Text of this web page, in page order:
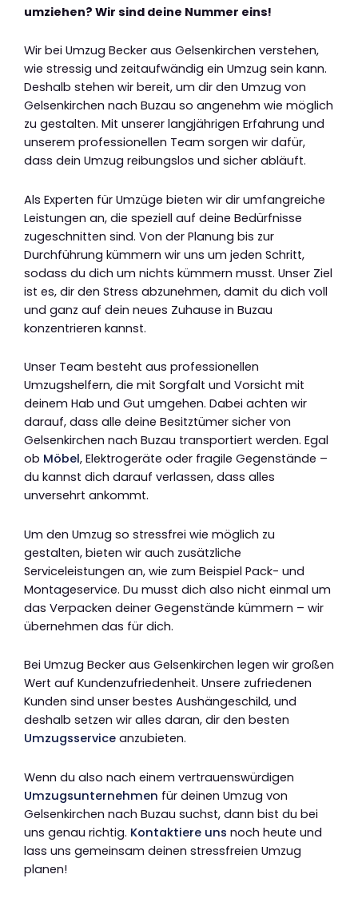
umziehen? Wir sind deine Nummer eins!
Wir bei Umzug Becker aus Gelsenkirchen verstehen,
wie stressig und zeitaufwändig ein Umzug sein kann.
Deshalb stehen wir bereit, um dir den Umzug von
Gelsenkirchen nach Buzau so angenehm wie möglich
zu gestalten. Mit unserer langjährigen Erfahrung und
unserem professionellen Team sorgen wir dafür,
dass dein Umzug reibungslos und sicher abläuft.
Als Experten für Umzüge bieten wir dir umfangreiche
Leistungen an, die speziell auf deine Bedürfnisse
zugeschnitten sind. Von der Planung bis zur
Durchführung kümmern wir uns um jeden Schritt,
sodass du dich um nichts kümmern musst. Unser Ziel
ist es, dir den Stress abzunehmen, damit du dich voll
und ganz auf dein neues Zuhause in Buzau
konzentrieren kannst.
Unser Team besteht aus professionellen
Umzugshelfern, die mit Sorgfalt und Vorsicht mit
deinem Hab und Gut umgehen. Dabei achten wir
darauf, dass alle deine Besitztümer sicher von
Gelsenkirchen nach Buzau transportiert werden. Egal
ob Möbel, Elektrogeräte oder fragile Gegenstände –
du kannst dich darauf verlassen, dass alles
unversehrt ankommt.
Um den Umzug so stressfrei wie möglich zu
gestalten, bieten wir auch zusätzliche
Serviceleistungen an, wie zum Beispiel Pack- und
Montageservice. Du musst dich also nicht einmal um
das Verpacken deiner Gegenstände kümmern – wir
übernehmen das für dich.
Bei Umzug Becker aus Gelsenkirchen legen wir großen
Wert auf Kundenzufriedenheit. Unsere zufriedenen
Kunden sind unser bestes Aushängeschild, und
deshalb setzen wir alles daran, dir den besten
Umzugsservice anzubieten.
Wenn du also nach einem vertrauenswürdigen
Umzugsunternehmen für deinen Umzug von
Gelsenkirchen nach Buzau suchst, dann bist du bei
uns genau richtig. Kontaktiere uns noch heute und
lass uns gemeinsam deinen stressfreien Umzug
planen!